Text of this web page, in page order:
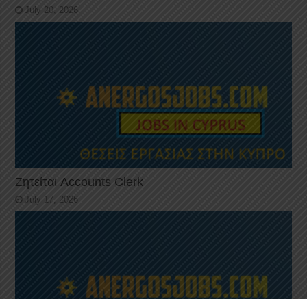
July 20, 2026
Ζητείται Accounts Clerk
July 17, 2026